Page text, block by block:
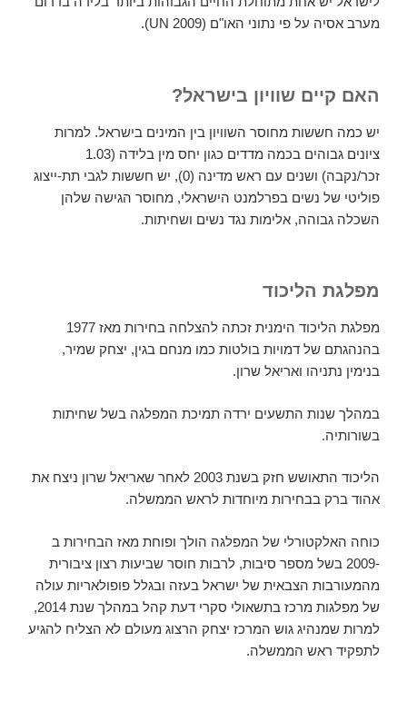
מערב אסיה על פי נתוני האו"ם (UN 2009).
האם קיים שוויון בישראל?
יש כמה חששות מחוסר השוויון בין המינים בישראל. למרות
ציונים גבוהים בכמה מדדים כגון יחס מין בלידה (1.03
זכר/נקבה) ושנים עם ראש מדינה (0), יש חששות לגבי תת-ייצוג
פוליטי של נשים בפרלמנט הישראלי, מחוסר הגישה שלהן
השכלה גבוהה, אלימות נגד נשים ושחיתות.
מפלגת הליכוד
מפלגת הליכוד הימנית זכתה להצלחה בחירות מאז 1977
בהנהגתם של דמויות בולטות כמו מנחם בגין, יצחק שמיר,
בנימין נתניהו ואריאל שרון.
במהלך שנות התשעים ירדה תמיכת המפלגה בשל שחיתות
בשורותיה.
הליכוד התאושש חזק בשנת 2003 לאחר שאריאל שרון ניצח את
אהוד ברק בבחירות מיוחדות לראש הממשלה.
כוחה האלקטורלי של המפלגה הולך ופוחת מאז הבחירות ב
-2009 בשל מספר סיבות, לרבות חוסר שביעות רצון ציבורית
מהמעורבות הצבאית של ישראל בעזה ובגלל פופולאריות עולה
של מפלגות מרכז בתשאולי סקרי דעת קהל במהלך שנת 2014,
למרות שמנהיג גוש המרכז יצחק הרצוג מעולם לא הצליח להגיע
לתפקיד ראש הממשלה.